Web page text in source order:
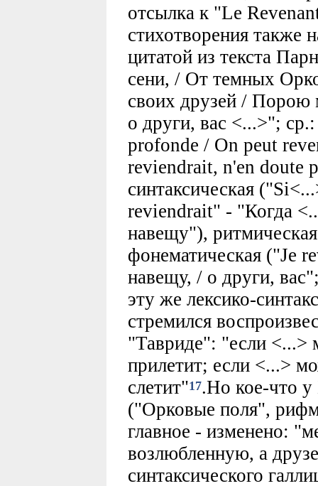
отсылка к "Le
стихотворения также
цитатой из текста
сени, / От темных
своих друзей / Порою
о други, вас <...>";
profonde / On peut
reviendrait, n'en doute
синтаксическая
reviendrait" - "Когда
навещу"),
фонематическая ("Je
навещу, / о други,
эту же лексико-
стремился
"Тавриде": "если
прилетит; если <...>
слетит"17.Но кое-что у
("Орковые поля",
главное - изменено:
возлюбленную, а
синтаксического